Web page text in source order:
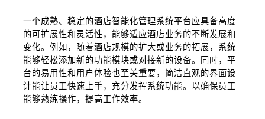
一个成熟、稳定的酒店智能化管理系统平台应具备高度
的可扩展性和灵活性，能够适应酒店业务的不断发展和
变化。例如，随着酒店规模的扩大或业务的拓展，系统
能够轻松添加新的功能模块或对接新的设备。同时，平
台的易用性和用户体验也至关重要，简洁直观的界面设
计能让员工快速上手，充分发挥系统功能。以确保员工
能够熟练操作，提高工作效率。